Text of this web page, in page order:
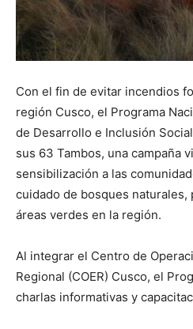
Con el fin de evitar incendios
región Cusco, el Programa
de Desarrollo e Inclusión
sus 63 Tambos, una campaña
sensibilización a las
cuidado de bosques naturales,
áreas verdes en la región.
Al integrar el Centro de
Regional (COER) Cusco, el
charlas informativas y